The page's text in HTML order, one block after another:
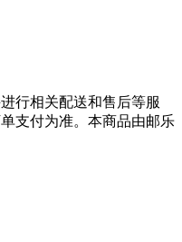
行相关配送和售后等服
支付为准。本商品由邮乐